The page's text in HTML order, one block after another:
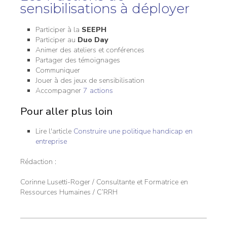
sensibilisations à déployer
Participer à la SEEPH
Participer au Duo Day
Animer des ateliers et conférences
Partager des témoignages
Communiquer
Jouer à des jeux de sensibilisation
Accompagner 7 actions
Pour aller plus loin
Lire l'article Construire une politique handicap en
entreprise
Rédaction :
Corinne Lusetti-Roger / Consultante et Formatrice en
Ressources Humaines / C’RRH